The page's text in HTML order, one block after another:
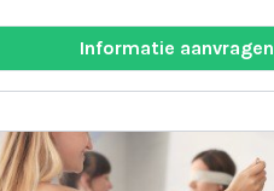
Informatie aanvragen